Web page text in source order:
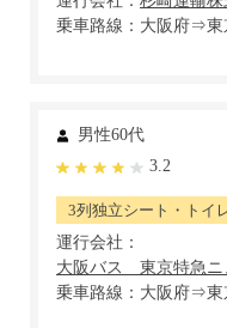
乗車路線：大阪府⇒東
男性60代
3.2
3列独立シート・トイ
運行会社：
乗車路線：大阪府⇒東